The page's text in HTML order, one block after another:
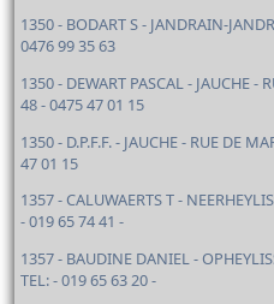
1350 - BODART S - JANDRAIN-
0476 99 35 63
1350 - DEWART PASCAL - JAUCHE -
48 - 0475 47 01 15
1350 - D.P.F.F. - JAUCHE - RUE DE
47 01 15
1357 - CALUWAERTS T -
- 019 65 74 41 -
1357 - BAUDINE DANIEL -
TEL: - 019 65 63 20 -